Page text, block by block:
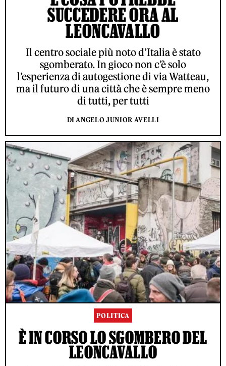
SUCCEDERE ORA AL
LEONCAVALLO
Il centro sociale più noto d’Italia è stato
sgomberato. In gioco non c’è solo
l’esperienza di autogestione di via Watteau,
ma il futuro di una città che è sempre meno
di tutti, per tutti
DI ANGELO JUNIOR AVELLI
POLITICA
È IN CORSO LO SGOMBERO DEL
LEONCAVALLO